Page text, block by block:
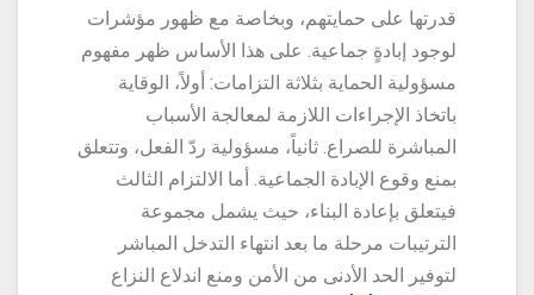
قدرتها على حمايتهم، وبخاصة مع ظهور مؤشرات
لوجود إبادةٍ جماعية. على هذا الأساس ظهر مفهوم
مسؤولية الحماية بثلاثة التزامات: أولاً، الوقاية
باتخاذ الإجراءات اللازمة لمعالجة الأسباب
المباشرة للصراع. ثانياً، مسؤولية ردّ الفعل، وتتعلق
بمنع وقوع الإبادة الجماعية. أما الالتزام الثالث
فيتعلق بإعادة البناء، حيث يشمل مجموعة
الترتيبات مرحلة ما بعد انتهاء التدخل المباشر
لتوفير الحد الأدنى من الأمن ومنع اندلاع النزاع